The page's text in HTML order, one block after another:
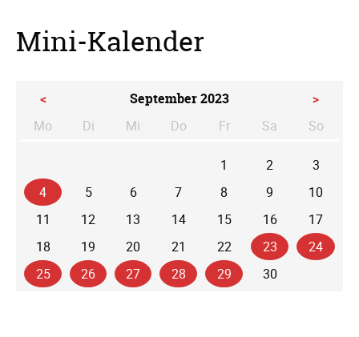
Mini-Kalender
< September 2023
>
Mo
Di enstagMi ttwochDo nnerstag
Fr Sa mstagSo
1 2
3
4
5 6 7 8 9
10
11
12 13 14 15 16
17
18
19 20 21 22 23
24
25
26 27 28 29 30